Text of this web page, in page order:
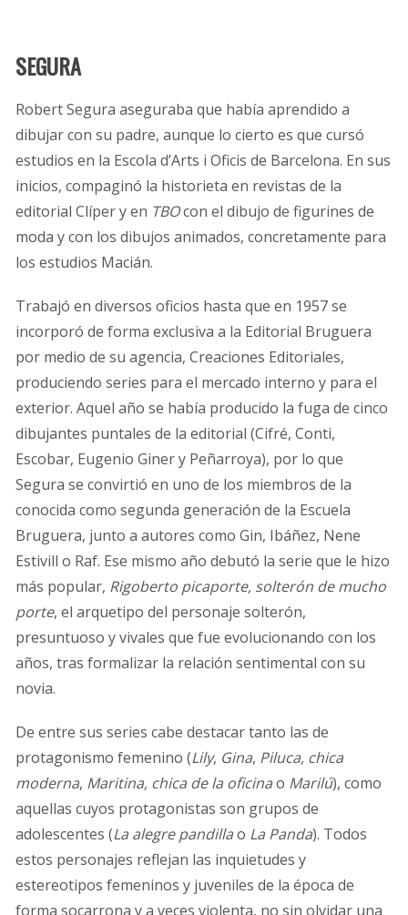
SEGURA
Robert Segura aseguraba que había aprendido a
dibujar con su padre, aunque lo cierto es que cursó
estudios en la Escola d’Arts i Oficis de Barcelona. En sus
inicios, compaginó la historieta en revistas de la
editorial Clíper y en TBOcon el dibujo de figurines de
moda y con los dibujos animados, concretamente para
los estudios Macián.
Trabajó en diversos oficios hasta que en 1957 se
incorporó de forma exclusiva a la Editorial Bruguera
por medio de su agencia, Creaciones Editoriales,
produciendo series para el mercado interno y para el
exterior. Aquel año se había producido la fuga de cinco
dibujantes puntales de la editorial (Cifré, Conti,
Escobar, Eugenio Giner y Peñarroya), por lo que
Segura se convirtió en uno de los miembros de la
conocida como segunda generación de la Escuela
Bruguera, junto a autores como Gin, Ibáñez, Nene
Estivill o Raf. Ese mismo año debutó la serie que le hizo
más popular, Rigoberto picaporte, solterón de mucho
porte, el arquetipo del personaje solterón,
presuntuoso y vivales que fue evolucionando con los
años, tras formalizar la relación sentimental con su
novia.
De entre sus series cabe destacar tanto las de
protagonismo femenino (Lily, Gina, Piluca, chica
moderna, Maritina, chica de la oficinao Marilú), como
aquellas cuyos protagonistas son grupos de
adolescentes (La alegre pandillao La Panda). Todos
estos personajes reflejan las inquietudes y
estereotipos femeninos y juveniles de la época de
forma socarrona y a veces violenta, no sin olvidar una